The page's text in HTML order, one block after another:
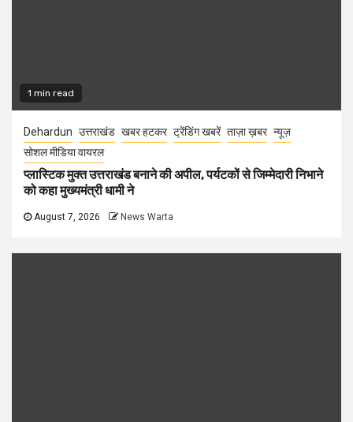
1 min read
Dehardun उत्तराखंड खबर हटकर ट्रेंडिंग खबरें ताज़ा ख़बर न्यूज़
सोशल मीडिया वायरल
प्लास्टिक मुक्त उत्तराखंड बनाने की अपील, पर्यटकों से जिम्मेदारी निभाने
को कहा मुख्यमंत्री धामी ने
August 7, 2026 News Warta